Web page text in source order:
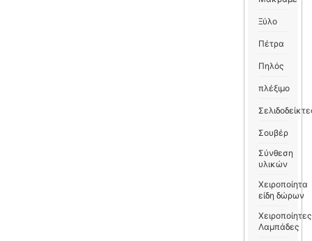
Ξύλο
Πέτρα
Πηλός
πλέξιμο
Σουβέρ
Σύνθεση
υλικών
Χειροποίητα
είδη δώρων
Χειροποίητες
Λαμπάδες